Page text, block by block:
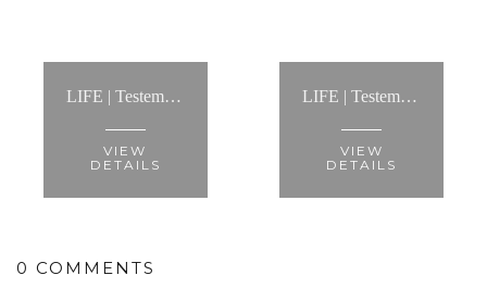
LIFE | Testemunho Processo de Coaching: “Contactei a Anita para um processo de life coaching.... Foi a melhor decisão dos últimos tempos!”
VIEW
DETAILS
LIFE | Testemunho Processo de Coaching: “A Anita é alguém com quem é fácil conversar, de um pragmatismo notável”
VIEW
DETAILS
0 COMMENTS